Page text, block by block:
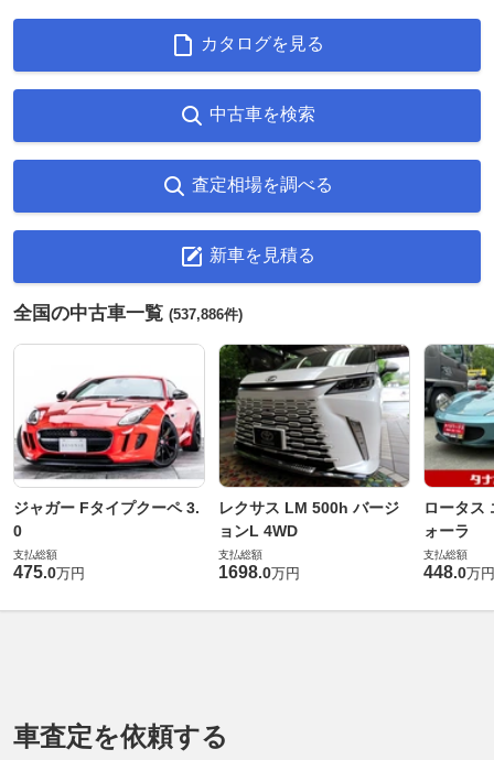
カタログを見る
中古車を検索
査定相場を調べる
新車を見積る
全国の中古車一覧 (537,886件)
ジャガー Fタイプクーペ 3.
0
支払総額
475.0万円
レクサス LM 500h バージ
ョンL 4WD
支払総額
1698.0万円
ロータス
ォーラ
支払総額
448.0万円
車査定を依頼する